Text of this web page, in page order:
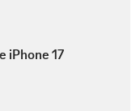
iPhone 17